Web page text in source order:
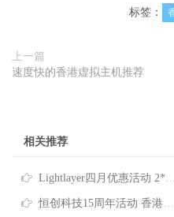
标签：
上一篇
速度快的香港虚拟主机推荐
相关推荐
Lightlayer四月优惠活动 2*E5-2678V3香港服务器低至$165/月
恒创科技15周年活动 香港云服务器4折仅需73元/月 香港服务器低至390元/月